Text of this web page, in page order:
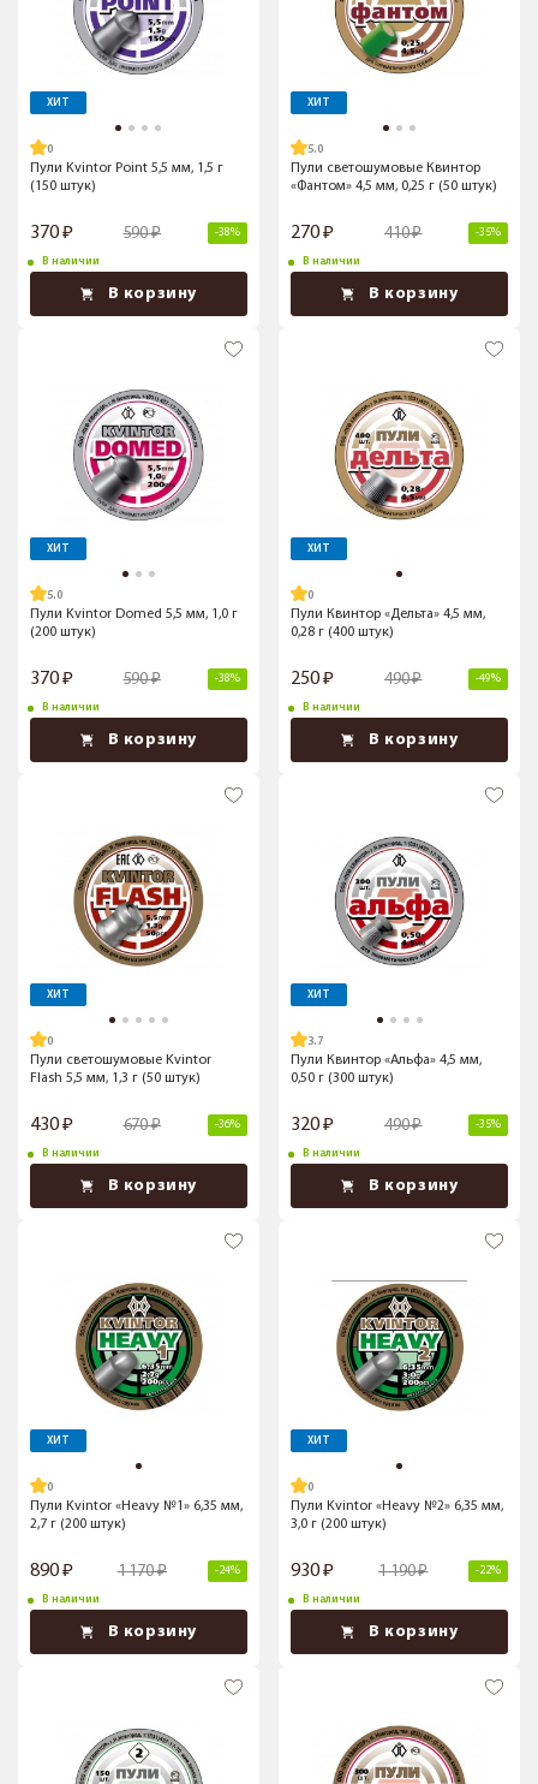
ХИТ
Пули Kvintor Point 5,5 мм, 1,5 г
(150 штук)
370 590 -38%
В наличии
В корзину
ХИТ
5.0
Пули светошумовые Квинтор
«Фантом» 4,5 мм, 0,25 г (50 штук)
270 410 -35%
В наличии
В корзину
ХИТ
5.0
Пули Kvintor Domed 5,5 мм, 1,0 г
(200 штук)
370 590 -38%
В наличии
В корзину
ХИТ
Пули Квинтор «Дельта» 4,5 мм,
0,28 г (400 штук)
250 490 -49%
В наличии
В корзину
ХИТ
Пули светошумовые Kvintor
Flash 5,5 мм, 1,3 г (50 штук)
430 670 -36%
В наличии
В корзину
ХИТ
3.7
Пули Квинтор «Альфа» 4,5 мм,
0,50 г (300 штук)
320 490 -35%
В наличии
В корзину
ХИТ
Пули Kvintor «Heavy №1» 6,35 мм,
2,7 г (200 штук)
890 1 170 -24%
В наличии
В корзину
ХИТ
Пули Kvintor «Heavy №2» 6,35 мм,
3,0 г (200 штук)
930 1 190 -22%
В наличии
В корзину